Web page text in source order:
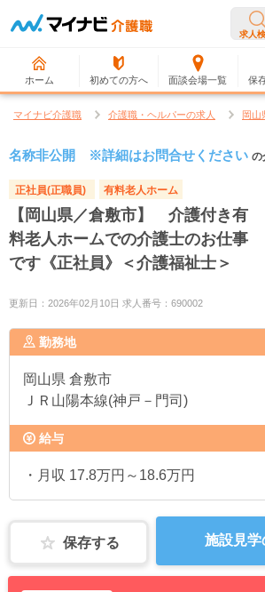
求人
ホーム 初めての方へ 面談会場一覧 保
マイナビ介護職 介護職・ヘルパーの求人 岡山
名称非公開 ※詳細はお問合せください の
正社員(正職員) 有料老人ホーム
【岡山県／倉敷市】 介護付き有
料老人ホームでの介護士のお仕事
です《正社員》＜介護福祉士＞
更新日：2026年02月10日 求人番号：690002
勤務地
岡山県 倉敷市
ＪＲ山陽本線(神戸－門司)
給与
・月収 17.8万円～18.6万円
保存する 施設見学